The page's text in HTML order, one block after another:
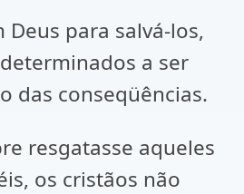
Deus para salvá-los,
a ser
das conseqüências.
resgatasse aqueles
os cristãos não